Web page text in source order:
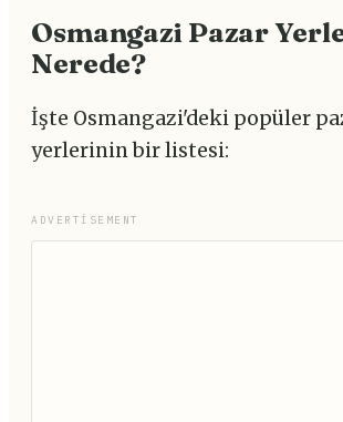
Osmangazi Pazar
Nerede?
İşte Osmangazi'deki popüler
yerlerinin bir listesi:
ADVERTISEMENT